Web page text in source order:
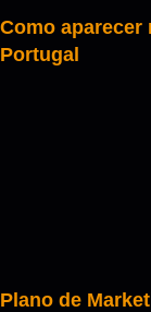
Como aparecer
Portugal
Plano de